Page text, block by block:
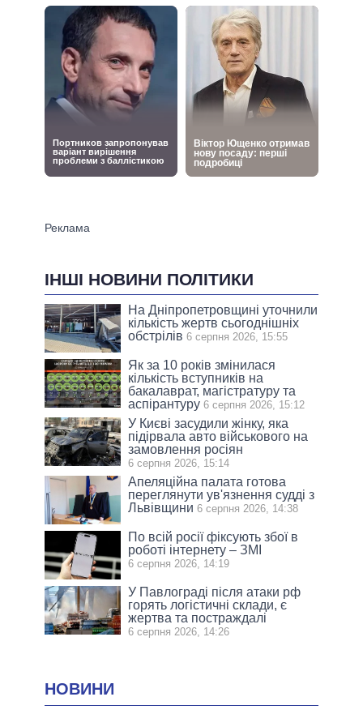
ІНШІ НОВИНИ ПОЛІТИКИ
На Дніпропетровщині уточнили
кількість жертв сьогоднішніх
обстрілів 6 серпня 2026, 15:55
Як за 10 років змінилася
кількість вступників на
бакалаврат, магістратуру та
аспірантуру 6 серпня 2026, 15:12
У Києві засудили жінку, яка
підірвала авто військового на
замовлення росіян
6 серпня 2026, 15:14
Апеляційна палата готова
переглянути ув'язнення судді з
Львівщини 6 серпня 2026, 14:38
По всій росії фіксують збої в
роботі інтернету – ЗМІ
6 серпня 2026, 14:19
У Павлограді після атаки рф
горять логістичні склади, є
жертва та постраждалі
6 серпня 2026, 14:26
НОВИНИ